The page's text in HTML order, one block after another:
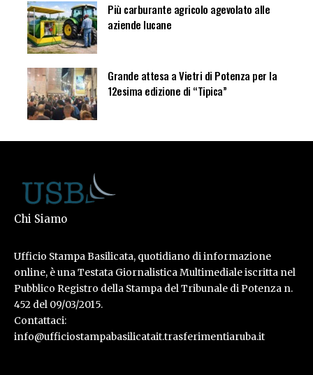
Più carburante agricolo agevolato alle
aziende lucane
Grande attesa a Vietri di Potenza per la
12esima edizione di “Tipica”
Chi Siamo
Ufficio Stampa Basilicata, quotidiano di informazione
online, è una Testata Giornalistica Multimediale iscritta nel
Pubblico Registro della Stampa del Tribunale di Potenza n.
452 del 09/03/2015.
Contattaci:
info@ufficiostampabasilicatait.trasferimentiaruba.it